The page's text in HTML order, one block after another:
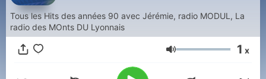
Tous les Hits des années 90 avec Jérémie, radio MODUL, La
radio des MOnts DU Lyonnais
Volume 1 x